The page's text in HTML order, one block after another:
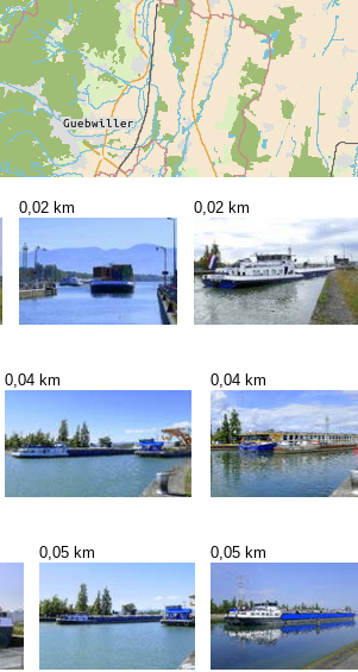
0,02 km 0,02 km
0,04 km 0,04 km
0,05 km 0,05 km